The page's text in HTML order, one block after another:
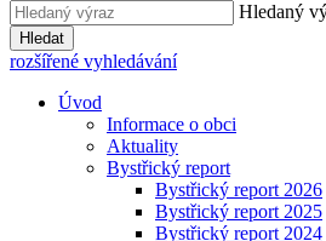
Hledaný
Hledat
rozšířené vyhledávání
Úvod
Informace o obci
Aktuality
Bystřický report
Bystřický report 2026
Bystřický report 2025
Bystřický report 2024